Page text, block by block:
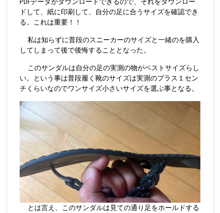
PDFデータがダウンロードできるので、それをダウンロー
ドして、紙に印刷して、自分の足に合うサイズを確認でき
る。これは重要！！
私は知らずに普段のスニーカーのサイズと一緒のを購入
してしまって後で後悔することとなった。
このサンダルは自分の足の実測の物がベストサイズらし
い。という事は普段履く靴のサイズは実測のプラス１セン
チくらいなのでワンサイズ小さいサイズを選ぶ事となる。
とは言え、このサンダルは見ての通り足をホールドする